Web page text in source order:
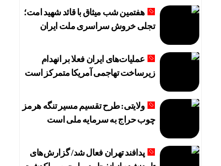
هفتمین شب میثاق با قائد شهید امت؛
تجلی خروش سراسری ملت ایران
عملیات‌های ایران فعلا بر انهدام
زیرساخت تهاجمی آمریکا متمرکز است
ولایتی: طرح تقسیم مسیر تنگه هرمز
چوب حراج به سرمایه ملی است
پدافند تهران فعال شد/ گزارش‌های